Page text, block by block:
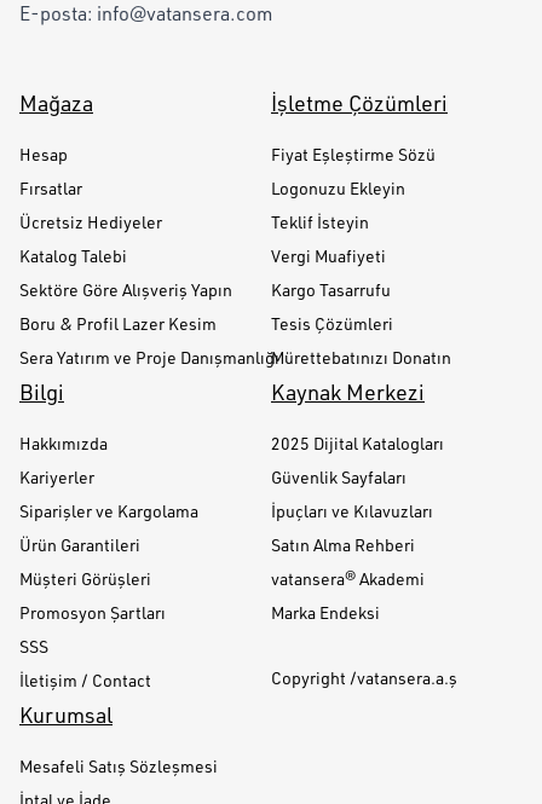
E-posta: info@vatansera.com
Mağaza
Hesap
Fırsatlar
Ücretsiz Hediyeler
Katalog Talebi
Sektöre Göre Alışveriş Yapın
Boru & Profil Lazer Kesim
Sera Yatırım ve Proje Danışmanlığı
İşletme Çözümleri
Fiyat Eşleştirme Sözü
Logonuzu Ekleyin
Teklif İsteyin
Vergi Muafiyeti
Kargo Tasarrufu
Tesis Çözümleri
Mürettebatınızı Donatın
Bilgi
Hakkımızda
Kariyerler
Siparişler ve Kargolama
Ürün Garantileri
Müşteri Görüşleri
Promosyon Şartları
SSS
İletişim / Contact
Kaynak Merkezi
2025 Dijital Katalogları
Güvenlik Sayfaları
İpuçları ve Kılavuzları
Satın Alma Rehberi
vatansera® Akademi
Marka Endeksi
Copyright /vatansera.a.ş
Kurumsal
Mesafeli Satış Sözleşmesi
İptal ve İade